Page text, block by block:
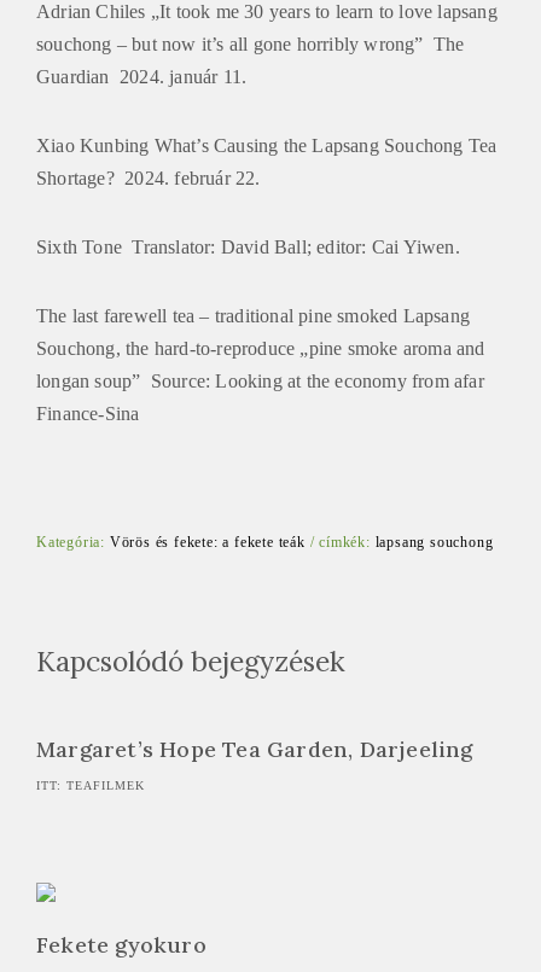
Adrian Chiles „It took me 30 years to learn to love lapsang
souchong – but now it’s all gone horribly wrong” The
Guardian 2024. január 11.
Xiao Kunbing What’s Causing the Lapsang Souchong Tea
Shortage? 2024. február 22.
Sixth Tone Translator: David Ball; editor: Cai Yiwen.
The last farewell tea – traditional pine smoked Lapsang
Souchong, the hard-to-reproduce „pine smoke aroma and
longan soup” Source: Looking at the economy from afar
Finance-Sina
Kategória: Vörös és fekete: a fekete teák /címkék: lapsang souchong
Kapcsolódó bejegyzések
Margaret’s Hope Tea Garden, Darjeeling
ITT: TEAFILMEK
Fekete gyokuro